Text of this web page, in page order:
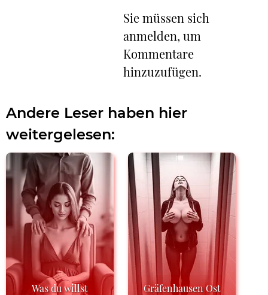
Sie müssen sich
anmelden, um
Kommentare
hinzuzufügen.
Andere Leser haben hier
weitergelesen:
Was du willst Gräfenhausen Ost